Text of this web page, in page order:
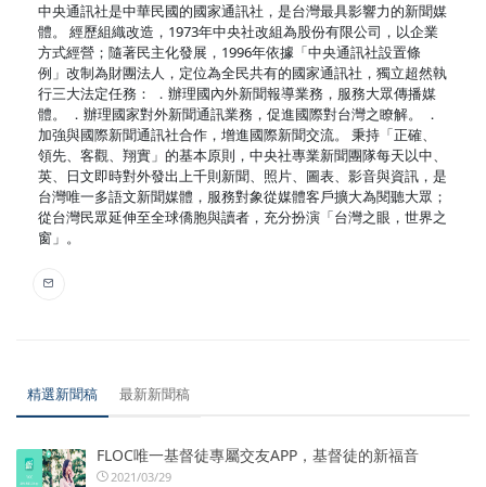
中央通訊社是中華民國的國家通訊社，是台灣最具影響力的新聞媒
體。 經歷組織改造，1973年中央社改組為股份有限公司，以企業
方式經營；隨著民主化發展，1996年依據「中央通訊社設置條
例」改制為財團法人，定位為全民共有的國家通訊社，獨立超然執
行三大法定任務： ．辦理國內外新聞報導業務，服務大眾傳播媒
體。 ．辦理國家對外新聞通訊業務，促進國際對台灣之瞭解。 ．
加強與國際新聞通訊社合作，增進國際新聞交流。 秉持「正確、
領先、客觀、翔實」的基本原則，中央社專業新聞團隊每天以中、
英、日文即時對外發出上千則新聞、照片、圖表、影音與資訊，是
台灣唯一多語文新聞媒體，服務對象從媒體客戶擴大為閱聽大眾；
從台灣民眾延伸至全球僑胞與讀者，充分扮演「台灣之眼，世界之
窗」。
精選新聞稿 最新新聞稿
FLOC唯一基督徒專屬交友APP，基督徒的新福音
2021/03/29